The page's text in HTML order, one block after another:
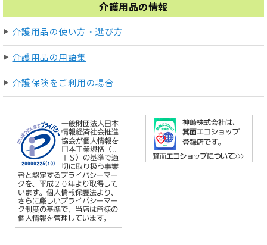
介護用品の情報
介護用品の使い方・選び方
介護用品の用語集
介護保険をご利用の場合